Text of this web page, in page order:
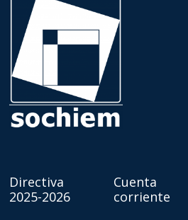
Directiva
2025-2026
Cuenta
corriente